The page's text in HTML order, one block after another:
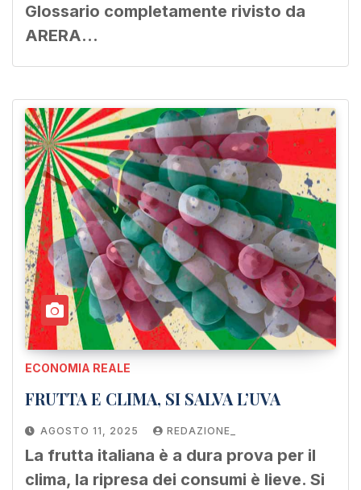
Glossario completamente rivisto da
ARERA…
ECONOMIA REALE
FRUTTA E CLIMA, SI SALVA L’UVA
AGOSTO 11, 2025 REDAZIONE_
La frutta italiana è a dura prova per il
clima, la ripresa dei consumi è lieve. Si